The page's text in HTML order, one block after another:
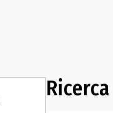
Ricerca